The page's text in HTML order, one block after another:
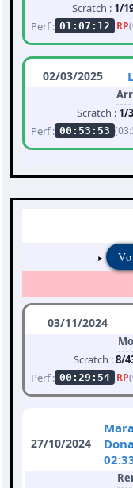
Scratch : 1/
Perf : 01:07:12 RP
02/03/2025
Scratch : 1/
Perf : 00:53:53
03/11/2024
Scratch :8/
Perf : 00:29:54 RP
27/10/2024